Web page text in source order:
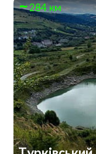
284 км